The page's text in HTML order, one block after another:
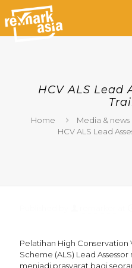
HCV ALS Lead
Home Media & news
HCV ALS Lead
Pelatihan High Conservation
Scheme (ALS) Lead
menjadi prasyarat bagi